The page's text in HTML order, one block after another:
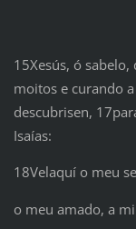
15Xesús, ó
moitos e curando
descubrisen,
Isaías:
18Velaquí o meu
o meu amado, a